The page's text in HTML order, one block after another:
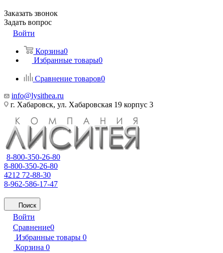
Заказать звонок
Задать вопрос
Войти
Корзина0
Избранные товары0
Сравнение товаров0
info@lysithea.ru
г. Хабаровск, ул. Хабаровская 19 корпус 3
8-800-350-26-80
8-800-350-26-80
4212 72-88-30
8-962-586-17-47
Поиск
Войти
Сравнение0
Избранные товары 0
Корзина 0